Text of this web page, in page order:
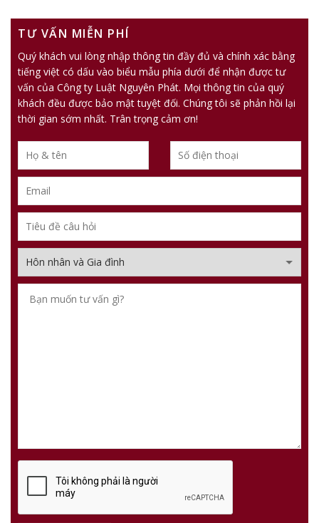
TƯ VẤN MIỄN PHÍ
Quý khách vui lòng nhập thông tin đầy đủ và chính xác bằng
tiếng việt có dấu vào biểu mẫu phía dưới để nhận được tư
vấn của Công ty Luật Nguyên Phát. Mọi thông tin của quý
khách đều được bảo mật tuyệt đối. Chúng tôi sẽ phản hồi lại
thời gian sớm nhất. Trân trọng cảm ơn!